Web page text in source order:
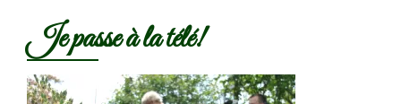
Je passe à la télé!